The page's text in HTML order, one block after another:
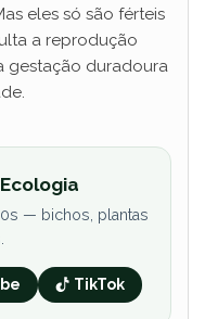
eles só são férteis
a reprodução
gestação duradoura
— bichos, plantas
TikTok